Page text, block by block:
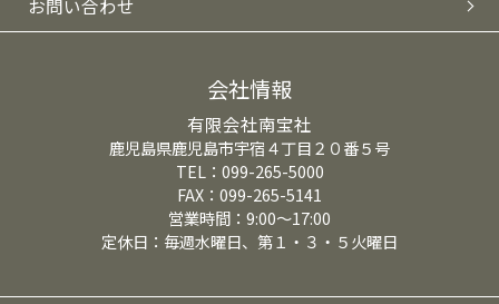
お問い合わせ
会社情報
有限会社南宝社
鹿児島県鹿児島市宇宿４丁目２０番５号
TEL：099-265-5000
FAX：099-265-5141
営業時間：9:00～17:00
定休日：毎週水曜日、第１・３・５火曜日